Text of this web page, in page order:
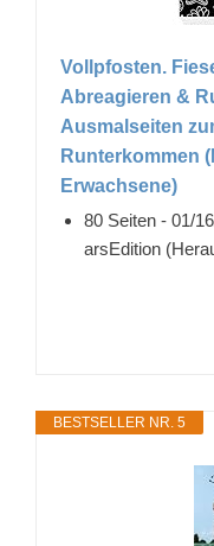
Vollpfosten.
Abreagieren &
Ausmalseiten
Runterkommen
Erwachsene)
80 Seiten - 01/
arsEdition
BESTSELLER NR. 5